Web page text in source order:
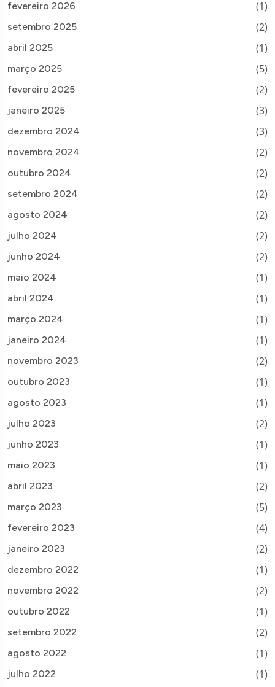
fevereiro 2026 (1)
setembro 2025 (2)
abril 2025 (1)
março 2025 (5)
fevereiro 2025 (2)
janeiro 2025 (3)
dezembro 2024 (3)
novembro 2024 (2)
outubro 2024 (2)
setembro 2024 (2)
agosto 2024 (2)
julho 2024 (2)
junho 2024 (2)
maio 2024 (1)
abril 2024 (1)
março 2024 (1)
janeiro 2024 (1)
novembro 2023 (2)
outubro 2023 (1)
agosto 2023 (1)
julho 2023 (2)
junho 2023 (1)
maio 2023 (1)
abril 2023 (2)
março 2023 (5)
fevereiro 2023 (4)
janeiro 2023 (2)
dezembro 2022 (1)
novembro 2022 (2)
outubro 2022 (1)
setembro 2022 (2)
agosto 2022 (1)
julho 2022 (1)